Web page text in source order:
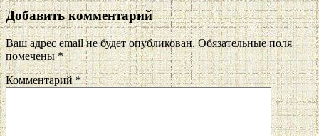
Добавить комментарий
Ваш адрес email не будет опубликован. Обязательные поля
помечены*
Комментарий*